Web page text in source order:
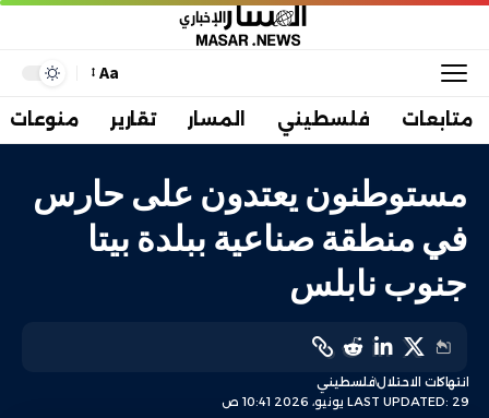
Aa
متابعات فلسطيني المسار تقارير منوعات
مستوطنون يعتدون على حارس
في منطقة صناعية ببلدة بيتا
جنوب نابلس
LAST UPDATED: 29 يونيو، 2026 10:41 ص
انتهاكات الاحتلالفلسطيني